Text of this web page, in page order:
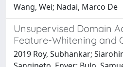
Wang, Wei; Nadai, Marco De
Unsupervised Domain
Feature-Whitening and
2019 Roy, Subhankar;